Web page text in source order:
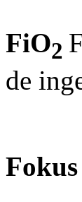
FiO2
de
Fokus